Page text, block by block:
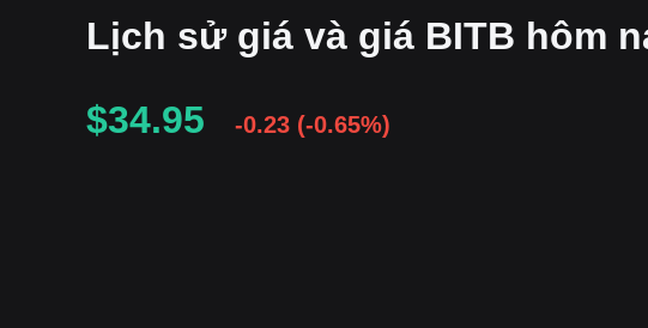
Lịch sử giá và giá BITB hôm
$34.95
-0.23 (-0.65%)